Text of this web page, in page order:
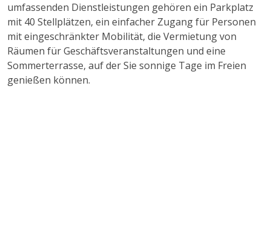
umfassenden Dienstleistungen gehören ein Parkplatz
mit 40 Stellplätzen, ein einfacher Zugang für Personen
mit eingeschränkter Mobilität, die Vermietung von
Räumen für Geschäftsveranstaltungen und eine
Sommerterrasse, auf der Sie sonnige Tage im Freien
genießen können.